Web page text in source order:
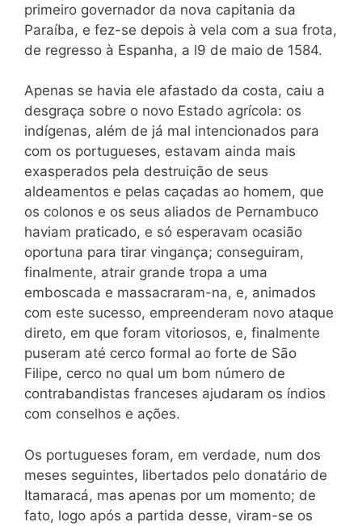
primeiro governador da nova capitania da
Paraíba, e fez-se depois à vela com a sua frota,
de regresso à Espanha, a l9 de maio de 1584.
Apenas se havia ele afastado da costa, caiu a
desgraça sobre o novo Estado agrícola: os
indígenas, além de já mal intencionados para
com os portugueses, estavam ainda mais
exasperados pela destruição de seus
aldeamentos e pelas caçadas ao homem, que
os colonos e os seus aliados de Pernambuco
haviam praticado, e só esperavam ocasião
oportuna para tirar vingança; conseguiram,
finalmente, atrair grande tropa a uma
emboscada e massacraram-na, e, animados
com este sucesso, empreenderam novo ataque
direto, em que foram vitoriosos, e, finalmente
puseram até cerco formal ao forte de São
Filipe, cerco no qual um bom número de
contrabandistas franceses ajudaram os índios
com conselhos e ações.
Os portugueses foram, em verdade, num dos
meses seguintes, libertados pelo donatário de
Itamaracá, mas apenas por um momento; de
fato, logo após a partida desse, viram-se os